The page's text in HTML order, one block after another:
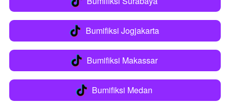
` Bumifiksi Jogjakarta
` Bumifiksi Makassar
` Bumifiksi Medan